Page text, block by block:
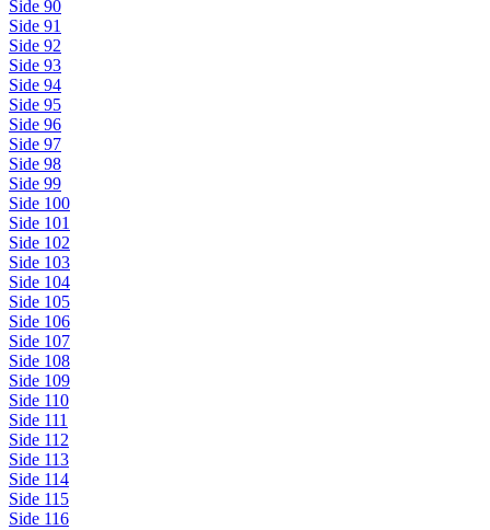
Side 90
Side 91
Side 92
Side 93
Side 94
Side 95
Side 96
Side 97
Side 98
Side 99
Side 100
Side 101
Side 102
Side 103
Side 104
Side 105
Side 106
Side 107
Side 108
Side 109
Side 110
Side 111
Side 112
Side 113
Side 114
Side 115
Side 116